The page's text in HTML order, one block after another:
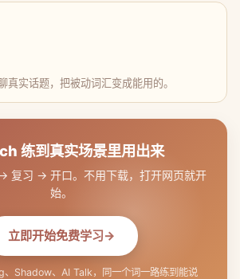
真实话题，把被动词汇变成能用的。
练到真实场景里用出来
复习 → 开口。不用下载，打开网页就开
始。
立即开始免费学习
、Shadow、AI Talk，同一个词一路练到能说